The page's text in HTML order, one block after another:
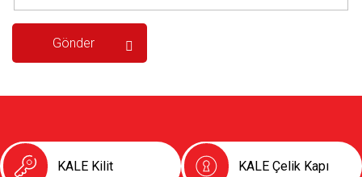
KALE Kilit KALE Çelik Kapı